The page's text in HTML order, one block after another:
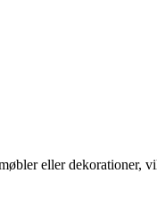
eller dekorationer,